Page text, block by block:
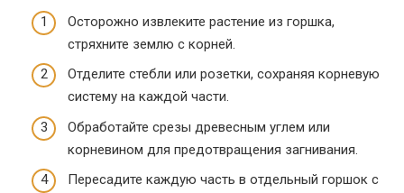
Осторожно извлеките растение из горшка,
стряхните землю с корней.
Отделите стебли или розетки, сохраняя корневую
систему на каждой части.
Обработайте срезы древесным углем или
корневином для предотвращения загнивания.
Пересадите каждую часть в отдельный горшок с